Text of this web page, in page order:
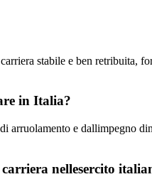
stabile e ben retribuita,
in Italia?
e dallimpegno
nellesercito